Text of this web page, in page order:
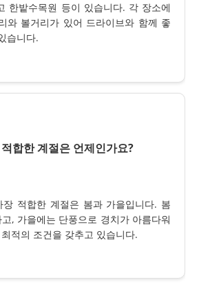
한밭수목원 등이 있습니다. 각 장소에
와 볼거리가 있어 드라이브와 함께 좋
습니다.
합한 계절은 언제인가요?
적합한 계절은 봄과 가을입니다. 봄
, 가을에는 단풍으로 경치가 아름다워
적의 조건을 갖추고 있습니다.